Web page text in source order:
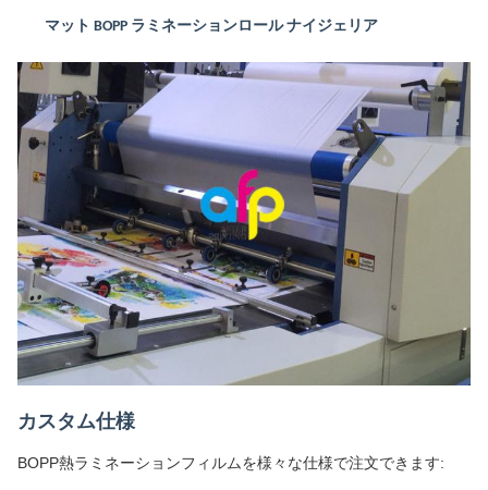
マット BOPP ラミネーションロール ナイジェリア
カスタム仕様
BOPP熱ラミネーションフィルムを様々な仕様で注文できます: